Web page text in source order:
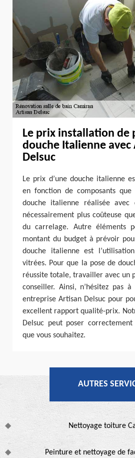
Le prix installation de
douche Italienne avec
Delsuc
Le prix d’une douche italienne
en fonction de composants que
douche italienne réalisée
nécessairement plus coûteuse
du carrelage. Autre éléments
montant du budget à prévoir
douche italienne est
vitrées. Pour que la pose de
réussite totale, travailler avec un
conseiller. Ainsi, n’hésitez pas
entreprise Artisan Delsuc pour
excellent rapport qualité-prix.
Delsuc peut poser
que vous souhaitez.
AUTRES
Nettoyage toiture
Peinture et nettoyage de